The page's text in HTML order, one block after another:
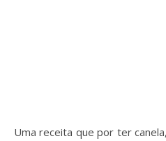
Uma receita que por ter